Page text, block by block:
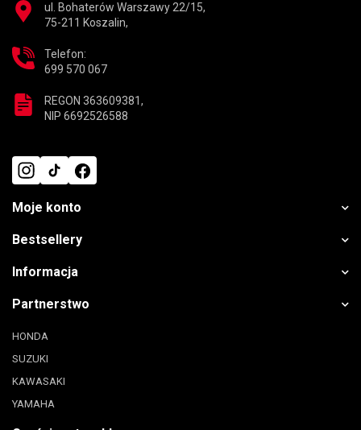
ul. Bohaterów Warszawy 22/15,
75-211 Koszalin,
Telefon:
699 570 067
REGON 363609381,
NIP 6692526588
Moje konto
Bestsellery
Informacja
Partnerstwo
HONDA
SUZUKI
KAWASAKI
YAMAHA